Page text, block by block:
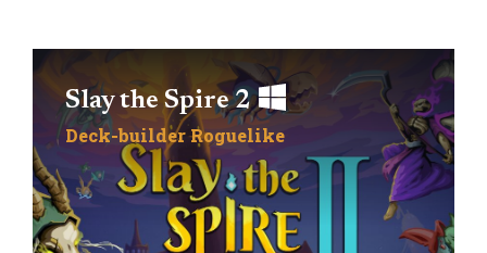
Slay the Spire 2
Deck-builderRoguelike